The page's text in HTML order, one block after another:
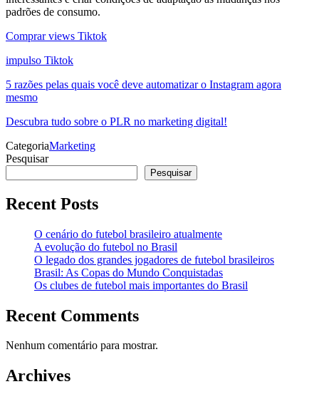
padrões de consumo.
Comprar views Tiktok
impulso Tiktok
5 razões pelas quais você deve automatizar o Instagram agora
mesmo
Descubra tudo sobre o PLR no marketing digital!
CategoriaMarketing
Pesquisar
Pesquisar
Recent Posts
O cenário do futebol brasileiro atualmente
A evolução do futebol no Brasil
O legado dos grandes jogadores de futebol brasileiros
Brasil: As Copas do Mundo Conquistadas
Os clubes de futebol mais importantes do Brasil
Recent Comments
Nenhum comentário para mostrar.
Archives